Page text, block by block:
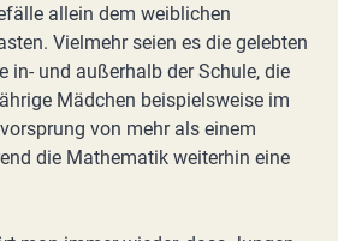
allein dem weiblichen
Vielmehr seien es die gelebten
in- und außerhalb der Schule, die
Mädchen beispielsweise im
von mehr als einem
die Mathematik weiterhin eine